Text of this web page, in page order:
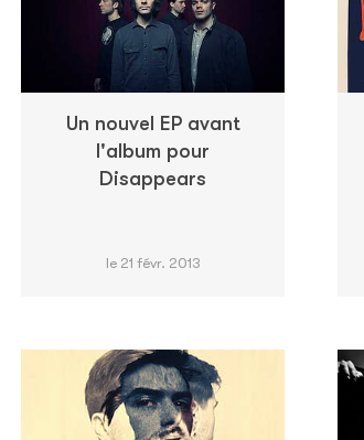
Un nouvel EP avant
l'album pour
Disappears
le 21 févr. 2013